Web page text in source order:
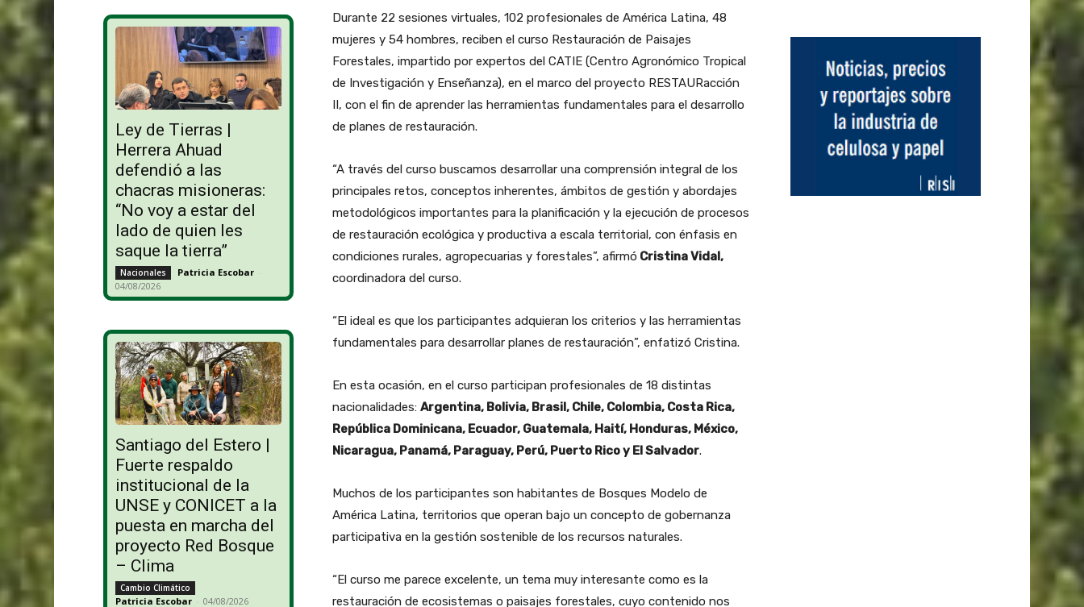
Ley de Tierras |
Herrera Ahuad
defendió a las
chacras misioneras:
“No voy a estar del
lado de quien les
saque la tierra”
Nacionales Patricia Escobar -
04/08/2026
Santiago del Estero |
Fuerte respaldo
institucional de la
UNSE y CONICET a la
puesta en marcha del
proyecto Red Bosque
– Clima
Cambio Climático
Patricia Escobar - 04/08/2026
Durante 22 sesiones virtuales, 102 profesionales de América Latina, 48
mujeres y 54 hombres, reciben el curso Restauración de Paisajes
Forestales, impartido por expertos del CATIE (Centro Agronómico Tropical
de Investigación y Enseñanza), en el marco del proyecto RESTAURacción
II, con el fin de aprender las herramientas fundamentales para el desarrollo
de planes de restauración.
“A través del curso buscamos desarrollar una comprensión integral de los
principales retos, conceptos inherentes, ámbitos de gestión y abordajes
metodológicos importantes para la planificación y la ejecución de procesos
de restauración ecológica y productiva a escala territorial, con énfasis en
condiciones rurales, agropecuarias y forestales”, afirmó Cristina Vidal,
coordinadora del curso.
“El ideal es que los participantes adquieran los criterios y las herramientas
fundamentales para desarrollar planes de restauración”, enfatizó Cristina.
En esta ocasión, en el curso participan profesionales de 18 distintas
nacionalidades: Argentina, Bolivia, Brasil, Chile, Colombia, Costa Rica,
República Dominicana, Ecuador, Guatemala, Haití, Honduras, México,
Nicaragua, Panamá, Paraguay, Perú, Puerto Rico y El Salvador.
Muchos de los participantes son habitantes de Bosques Modelo de
América Latina, territorios que operan bajo un concepto de gobernanza
participativa en la gestión sostenible de los recursos naturales.
“El curso me parece excelente, un tema muy interesante como es la
restauración de ecosistemas o paisajes forestales, cuyo contenido nos